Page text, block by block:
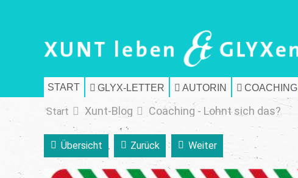
START GLYX-LETTER AUTORIN COACHING
Start Xunt-Blog Coaching - Lohnt sich das?
Übersicht Zurück Weiter